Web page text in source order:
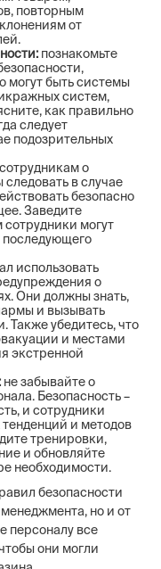
повторным
от
познакомьте
могут быть системы
систем,
как правильно
следует
подозрительных
о
в случае
безопасно
Заведите
могут
использовать
о
Они должны знать,
и вызывать
Также убедитесь, что
и местами
экстренной
не забывайте о
Безопасность –
и сотрудники
и методов
тренировки,
и обновляйте
необходимости.
безопасности
но и от
персоналу все
они могли